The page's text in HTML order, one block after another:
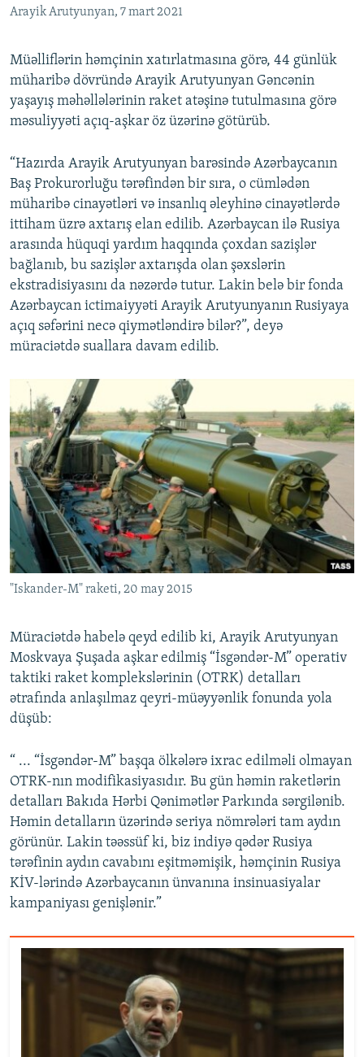
Arayik Arutyunyan, 7 mart 2021
Müəlliflərin həmçinin xatırlatmasına görə, 44 günlük
müharibə dövründə Arayik Arutyunyan Gəncənin
yaşayış məhəllələrinin raket atəşinə tutulmasına görə
məsuliyyəti açıq-aşkar öz üzərinə götürüb.
“Hazırda Arayik Arutyunyan barəsində Azərbaycanın
Baş Prokurorluğu tərəfindən bir sıra, o cümlədən
müharibə cinayətləri və insanlıq əleyhinə cinayətlərdə
ittiham üzrə axtarış elan edilib. Azərbaycan ilə Rusiya
arasında hüquqi yardım haqqında çoxdan sazişlər
bağlanıb, bu sazişlər axtarışda olan şəxslərin
ekstradisiyasını da nəzərdə tutur. Lakin belə bir fonda
Azərbaycan ictimaiyyəti Arayik Arutyunyanın Rusiyaya
açıq səfərini necə qiymətləndirə bilər?”, deyə
müraciətdə suallara davam edilib.
"Iskander-M" raketi, 20 may 2015
Müraciətdə habelə qeyd edilib ki, Arayik Arutyunyan
Moskvaya Şuşada aşkar edilmiş “İsgəndər-M” operativ
taktiki raket komplekslərinin (OTRK) detalları
ətrafında anlaşılmaz qeyri-müəyyənlik fonunda yola
düşüb:
“ ... “İsgəndər-M” başqa ölkələrə ixrac edilməli olmayan
OTRK-nın modifikasiyasıdır. Bu gün həmin raketlərin
detalları Bakıda Hərbi Qənimətlər Parkında sərgilənib.
Həmin detalların üzərində seriya nömrələri tam aydın
görünür. Lakin təəssüf ki, biz indiyə qədər Rusiya
tərəfinin aydın cavabını eşitməmişik, həmçinin Rusiya
KİV-lərində Azərbaycanın ünvanına insinuasiyalar
kampaniyası genişlənir.”